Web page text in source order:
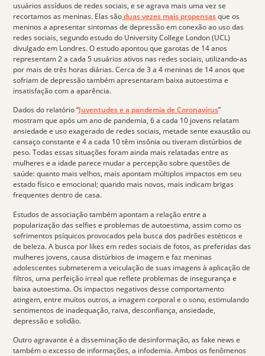
usuários assíduos de redes sociais, e se agrava mais uma vez se
recortamos as meninas. Elas são duas vezes mais propensas que os
meninos a apresentar sintomas de depressão em conexão ao uso das
redes sociais, segundo estudo do University College London (UCL)
divulgado em Londres. O estudo apontou que garotas de 14 anos
representam 2 a cada 5 usuários ativos nas redes sociais, utilizando-as
por mais de três horas diárias. Cerca de 3 a 4 meninas de 14 anos que
sofriam de depressão também apresentaram baixa autoestima e
insatisfação com a aparência.
Dados do relatório “Juventudes e a pandemia de Coronavírus”
mostram que após um ano de pandemia, 6 a cada 10 jovens relatam
ansiedade e uso exagerado de redes sociais, metade sente exaustão ou
cansaço constante e 4 a cada 10 têm insônia ou tiveram distúrbios de
peso. Todas essas situações foram ainda mais relatadas entre as
mulheres e a idade parece mudar a percepção sobre questões de
saúde: quanto mais velhos, mais apontam múltiplos impactos em seu
estado físico e emocional; quando mais novos, mais indicam brigas
frequentes dentro de casa.
Estudos de associação também apontam a relação entre a
popularização dasselfies e problemas de autoestima, assim como os
sofrimentos psíquicos provocados pela busca dos padrões estéticose
de beleza. A busca por likes em redes sociais de fotos, as preferidas das
mulheres jovens, causa distúrbios de imagem e faz meninas
adolescentes submeterem a veiculação de suas imagens à aplicação de
filtros, uma perfeição irreal que reflete problemas de insegurança e
baixa autoestima. Os impactos negativos desse comportamento
atingem, entre muitos outros, a imagem corporal e o sono, estimulando
sentimentos de inadequação, raiva, desconfiança, ansiedade,
depressão e solidão.
Outro agravante é a disseminação dedesinformação, asfake newse
também o excesso de informações, a infodemia. Ambos os fenômenos